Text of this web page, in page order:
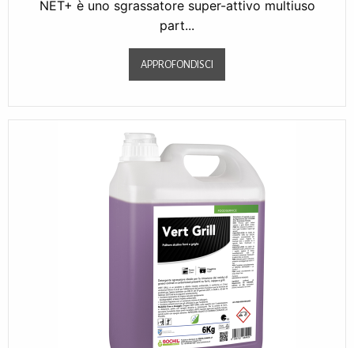
NET+ è uno sgrassatore super-attivo multiuso
part...
APPROFONDISCI